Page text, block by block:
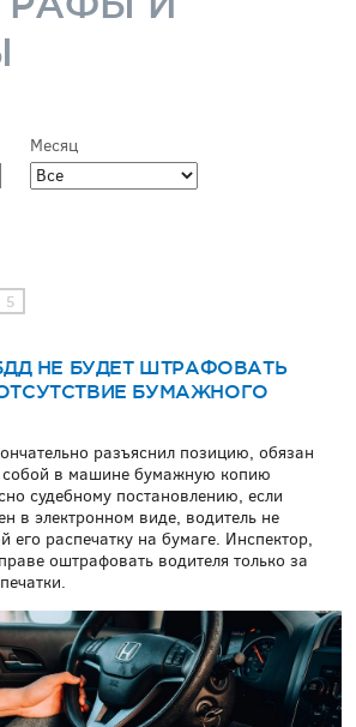
Месяц
5
НЕ БУДЕТ ШТРАФОВАТЬ
БУМАЖНОГО
разъяснил позицию, обязан
собой в машине бумажную копию
судебному постановлению, если
в электронном виде, водитель не
его распечатку на бумаге. Инспектор,
оштрафовать водителя только за